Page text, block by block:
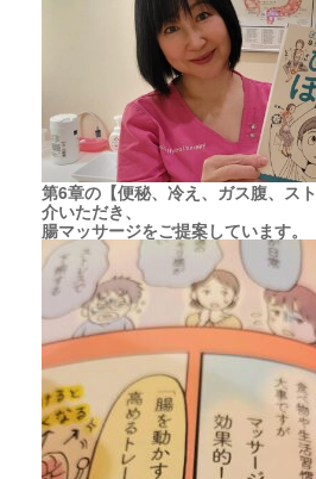
第6章の【便秘、冷え、ガス腹、ス
介いただき、
腸マッサージをご提案しています。